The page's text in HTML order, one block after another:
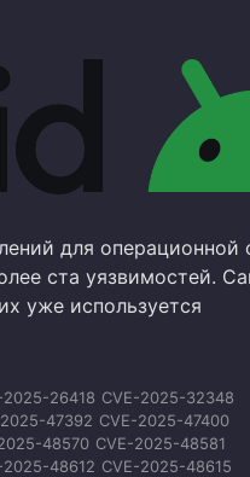
для операционной
ста уязвимостей.
уже используется
2025-26418 CVE-2025-32348
47392 CVE-2025-47400
48570 CVE-2025-48581
2025-48612 CVE-2025-48615